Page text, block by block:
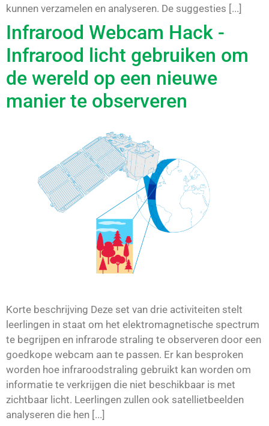
kunnen verzamelen en analyseren. De suggesties [...]
Infrarood Webcam Hack -
Infrarood licht gebruiken om
de wereld op een nieuwe
manier te observeren
Korte beschrijving Deze set van drie activiteiten stelt
leerlingen in staat om het elektromagnetische spectrum
te begrijpen en infrarode straling te observeren door een
goedkope webcam aan te passen. Er kan besproken
worden hoe infraroodstraling gebruikt kan worden om
informatie te verkrijgen die niet beschikbaar is met
zichtbaar licht. Leerlingen zullen ook satellietbeelden
analyseren die hen [...]